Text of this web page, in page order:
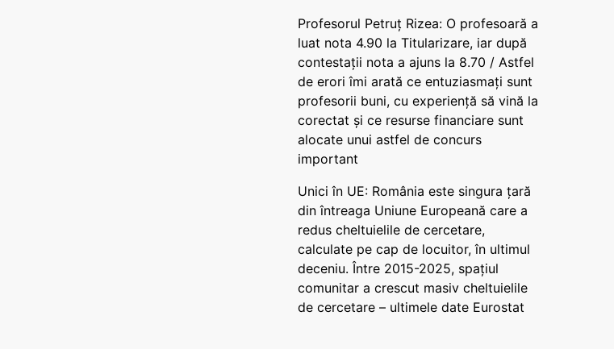
Profesorul Petruț Rizea: O profesoară a
luat nota 4.90 la Titularizare, iar după
contestații nota a ajuns la 8.70 / Astfel
de erori îmi arată ce entuziasmați sunt
profesorii buni, cu experiență să vină la
corectat și ce resurse financiare sunt
alocate unui astfel de concurs
important
Unici în UE: România este singura țară
din întreaga Uniune Europeană care a
redus cheltuielile de cercetare,
calculate pe cap de locuitor, în ultimul
deceniu. Între 2015-2025, spațiul
comunitar a crescut masiv cheltuielile
de cercetare – ultimele date Eurostat